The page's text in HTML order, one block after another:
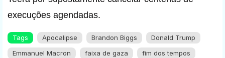
execuções agendadas.
Tags Apocalipse Brandon Biggs
Donald Trump
Emmanuel Macron
faixa de gaza
fim dos tempos